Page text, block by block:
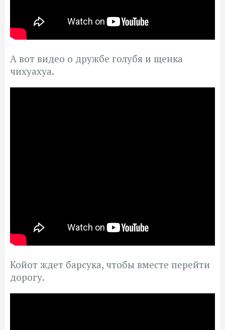
А вот видео о дружбе голубя и щенка
чихуахуа.
Койот ждет барсука, чтобы вместе перейти
дорогу.